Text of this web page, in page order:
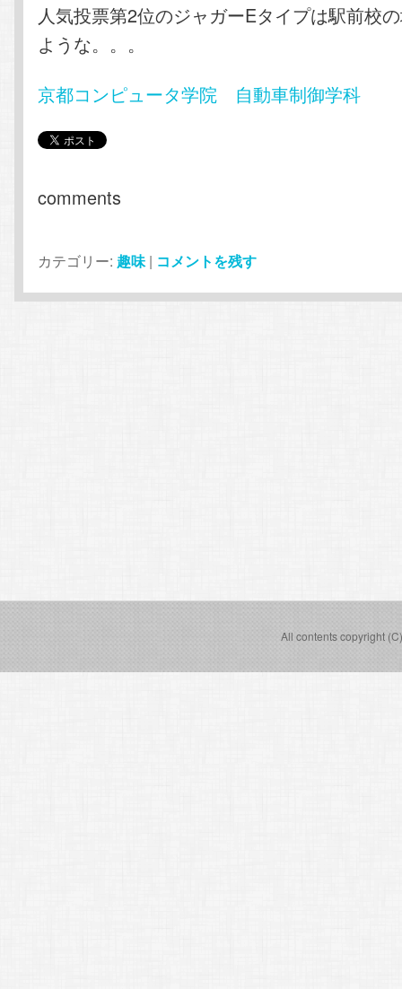
人気投票第2位のジャガーEタイプは駅前校
ような。。。
京都コンピュータ学院 自動車制御学科
comments
カテゴリー: 趣味 | コメントを残す
All contents copyright